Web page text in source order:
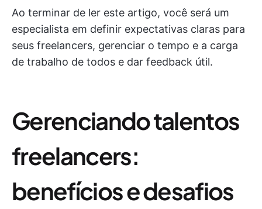
Ao terminar de ler este artigo, você será um
especialista em definir expectativas claras para
seus freelancers, gerenciar o tempo e a carga
de trabalho de todos e dar feedback útil.
Gerenciando talentos
freelancers:
benefícios e desafios